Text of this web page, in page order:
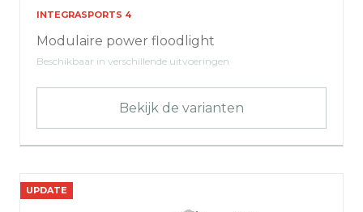
INTEGRASPORTS 4
Modulaire power floodlight
Beschikbaar in verschillende uitvoeringen
Bekijk de varianten
UPDATE